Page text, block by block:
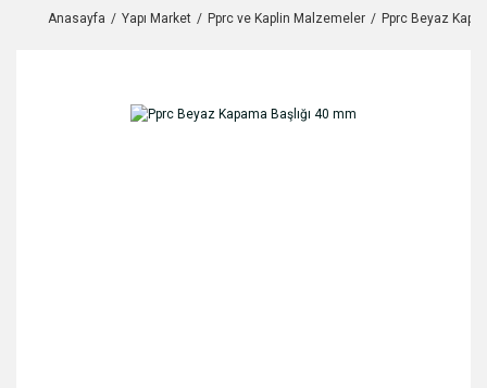
Anasayfa Yapı Market Pprc ve Kaplin Malzemeler Pprc Beyaz